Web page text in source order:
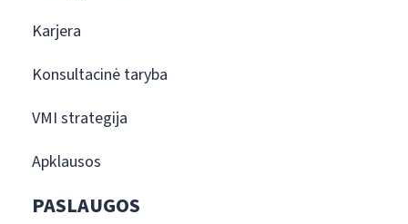
Karjera
Konsultacinė taryba
VMI strategija
Apklausos
PASLAUGOS